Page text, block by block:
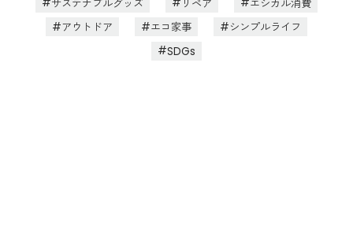
アウトドア
エコ家事
シンプルライフ
SDGs